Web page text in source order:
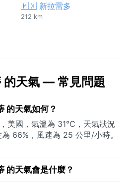
🇲🇽 新拉雷多
212 km
的天氣 — 常見問題
的天氣如何？
美國，氣溫為 31°C，天氣狀況
66%，風速為 25 公里/小時。
的天氣會是什麼？